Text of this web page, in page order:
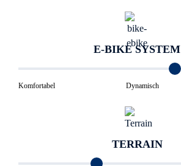
E-BIKE SYSTEM
Komfortabel Dynamisch
TERRAIN